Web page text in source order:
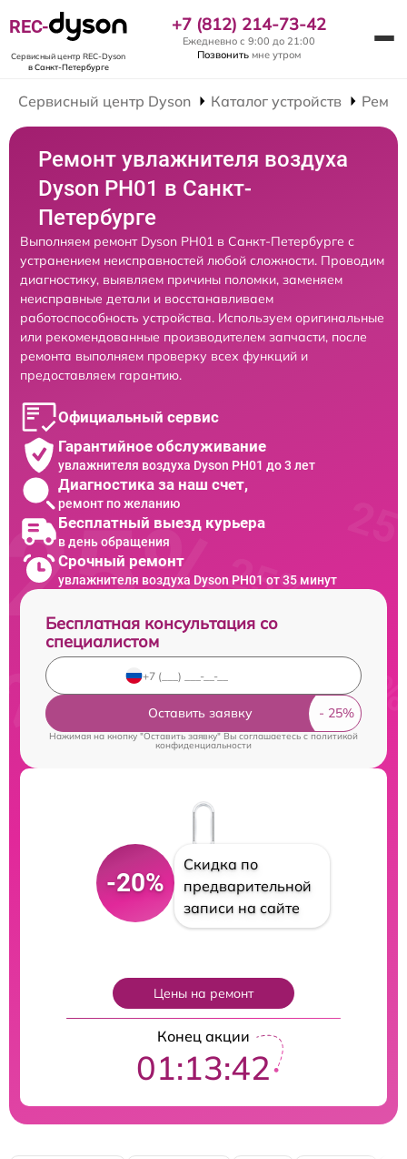
REC-
Сервисный центр REC-Dyson
в Санкт-Петербурге
+7 (812) 214-73-42
Ежедневно с 9:00 до 21:00
Позвонить мне утром
Сервисный центр Dyson Каталог устройств
Ремонт увлажнителя воздуха
Dyson PH01 в Санкт-
Петербурге
Выполняем ремонт Dyson PH01 в Санкт-Петербурге с
устранением неисправностей любой сложности. Проводим
диагностику, выявляем причины поломки, заменяем
неисправные детали и восстанавливаем
работоспособность устройства. Используем оригинальные
или рекомендованные производителем запчасти, после
ремонта выполняем проверку всех функций и
предоставляем гарантию.
Официальный сервис
Гарантийное обслуживание
увлажнителя воздуха Dyson PH01 до 3 лет
Диагностика за наш счет,
ремонт по желанию
Бесплатный выезд курьера
в день обращения
Срочный ремонт
увлажнителя воздуха Dyson PH01 от 35 минут
Бесплатная консультация со
специалистом
Оставить заявку
Нажимая на кнопку "Оставить заявку" Вы соглашаетесь cполитикой
конфиденциальности
-20%
Скидка по
предварительной
записи на сайте
Цены на ремонт
Конец акции
01:13:41